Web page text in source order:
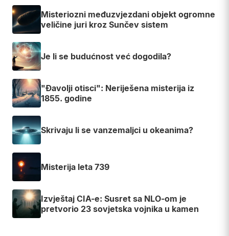
Misteriozni međuzvjezdani objekt ogromne
veličine juri kroz Sunčev sistem
Je li se budućnost već dogodila?
"Đavolji otisci": Neriješena misterija iz
1855. godine
Skrivaju li se vanzemaljci u okeanima?
Misterija leta 739
Izvještaj CIA-e: Susret sa NLO-om je
pretvorio 23 sovjetska vojnika u kamen